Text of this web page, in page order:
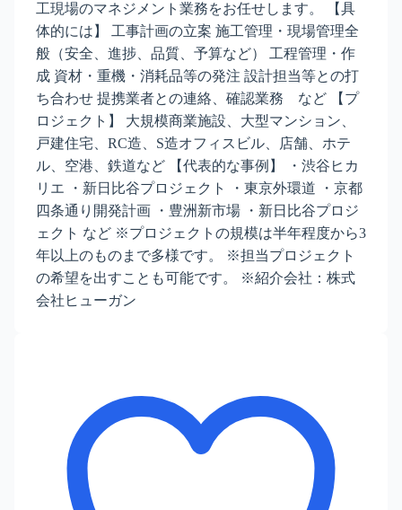
工現場のマネジメント業務をお任せします。 【具
体的には】 工事計画の立案 施工管理・現場管理全
般（安全、進捗、品質、予算など） 工程管理・作
成 資材・重機・消耗品等の発注 設計担当等との打
ち合わせ 提携業者との連絡、確認業務 など 【プ
ロジェクト】 大規模商業施設、大型マンション、
戸建住宅、RC造、S造オフィスビル、店舗、ホテ
ル、空港、鉄道など 【代表的な事例】 ・渋谷ヒカ
リエ ・新日比谷プロジェクト ・東京外環道 ・京都
四条通り開発計画 ・豊洲新市場 ・新日比谷プロジ
ェクト など ※プロジェクトの規模は半年程度から3
年以上のものまで多様です。 ※担当プロジェクト
の希望を出すことも可能です。 ※紹介会社：株式
会社ヒューガン